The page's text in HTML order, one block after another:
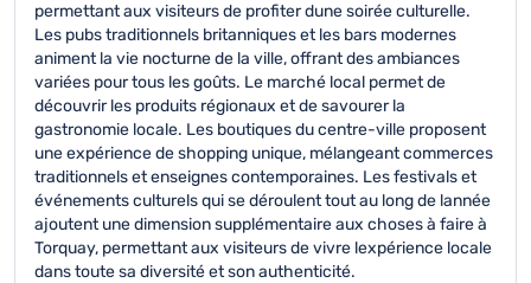
permettant aux visiteurs de profiter dune soirée culturelle.
Les pubs traditionnels britanniques et les bars modernes
animent la vie nocturne de la ville, offrant des ambiances
variées pour tous les goûts. Le marché local permet de
découvrir les produits régionaux et de savourer la
gastronomie locale. Les boutiques du centre-ville proposent
une expérience de shopping unique, mélangeant commerces
traditionnels et enseignes contemporaines. Les festivals et
événements culturels qui se déroulent tout au long de lannée
ajoutent une dimension supplémentaire aux choses à faire à
Torquay, permettant aux visiteurs de vivre lexpérience locale
dans toute sa diversité et son authenticité.